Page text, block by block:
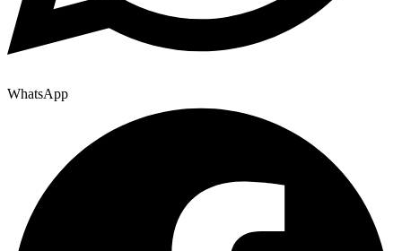
WhatsApp